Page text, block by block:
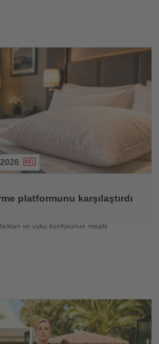
platformunu karşılaştırdı
ve uyku konforunun misafir